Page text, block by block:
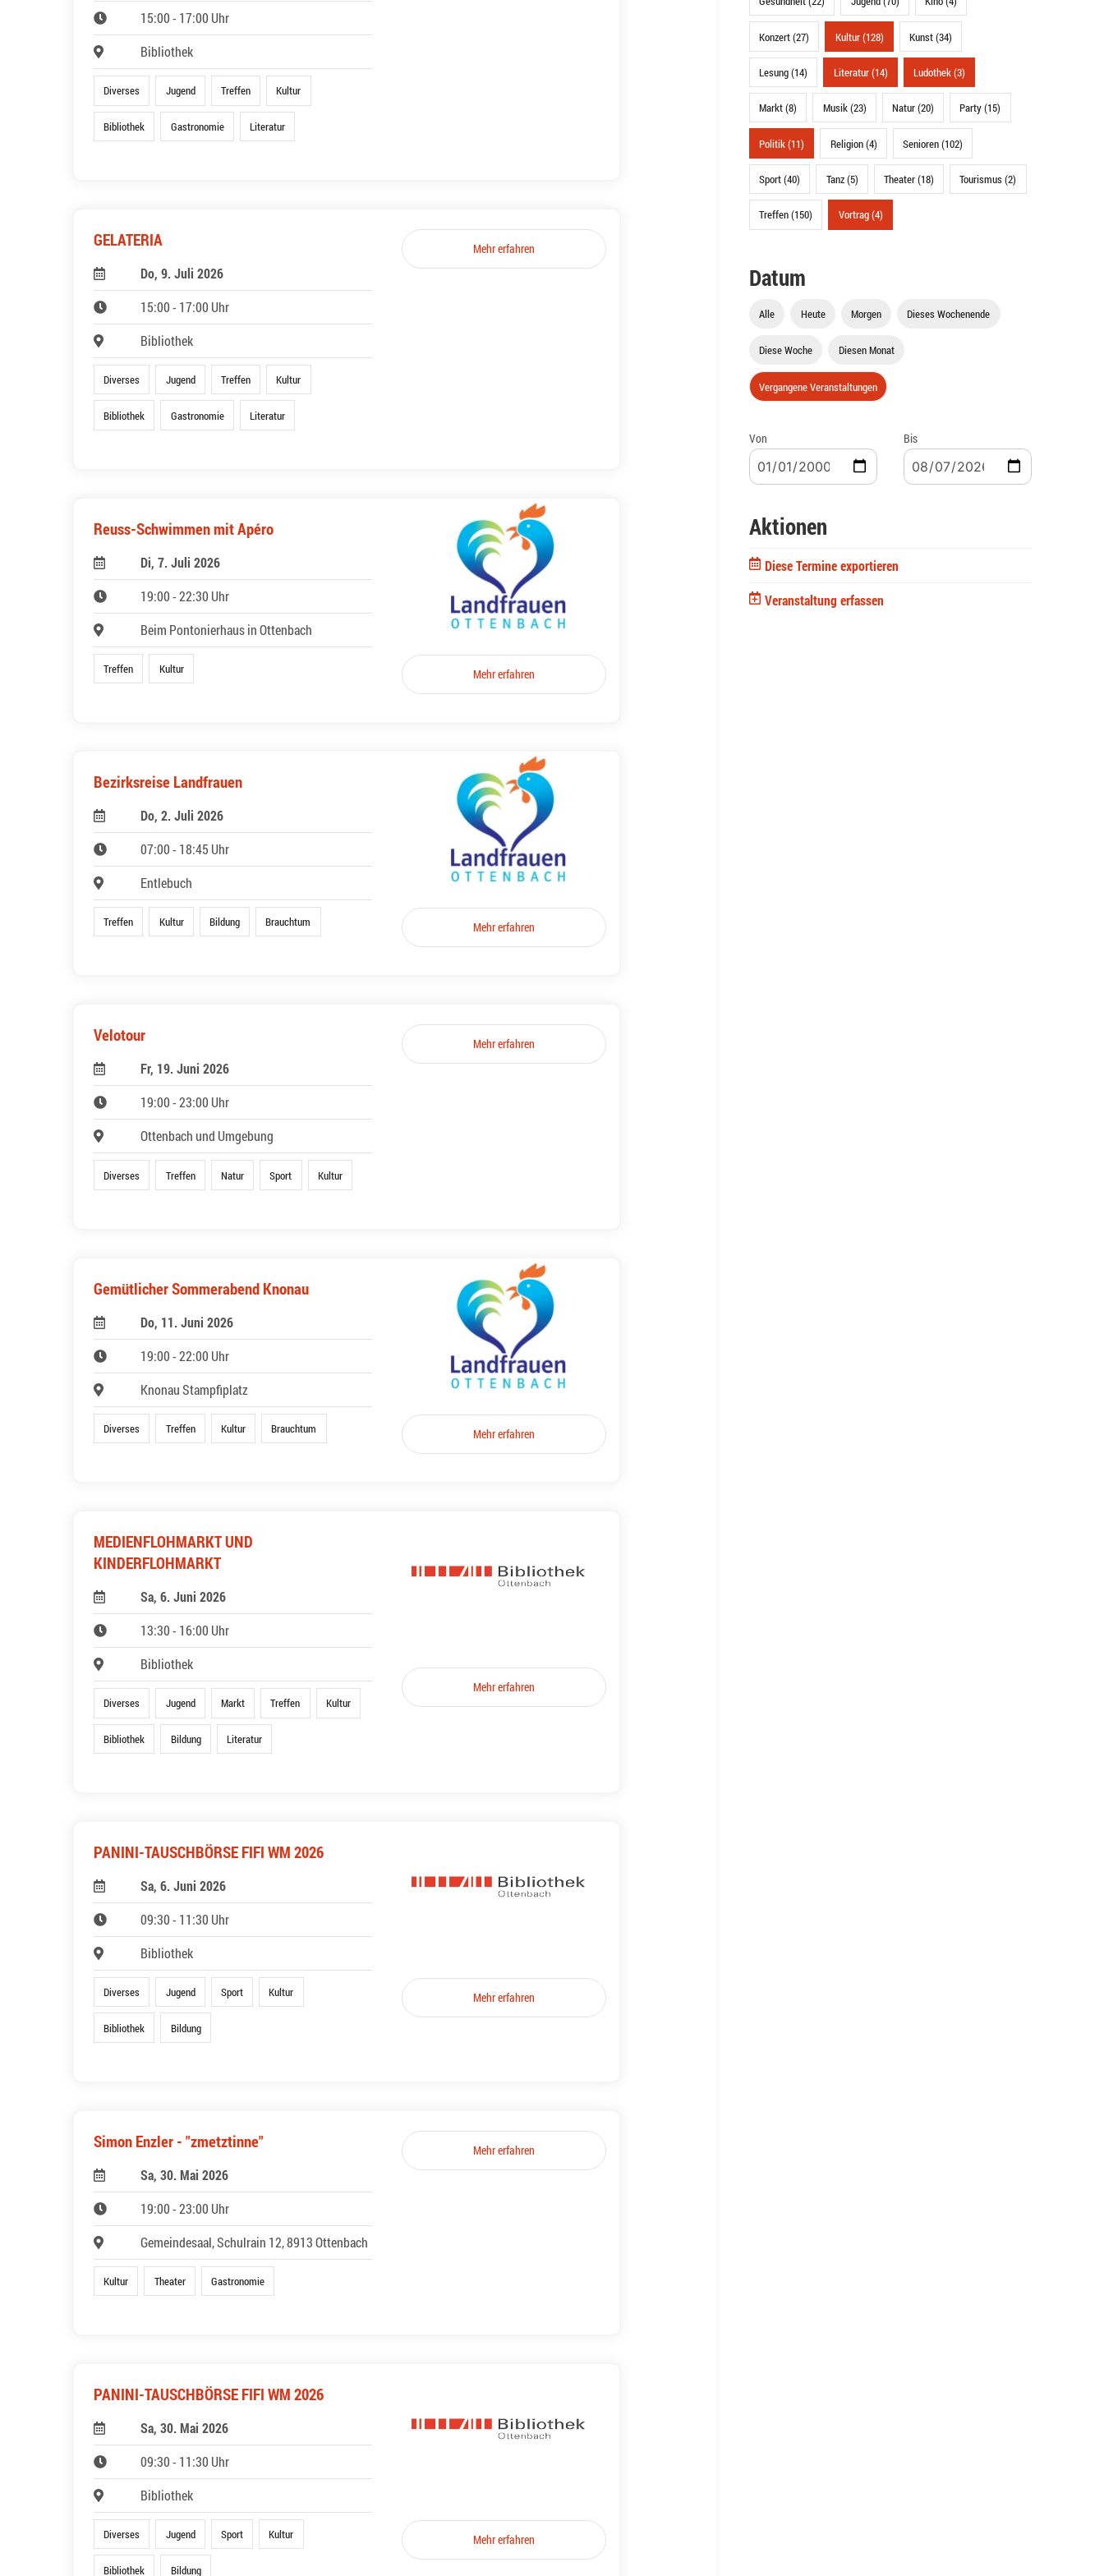
15:00 - 17:00 Uhr
Bibliothek
Diverses Jugend Treffen Kultur
Bibliothek Gastronomie Literatur
GELATERIA
Do, 9. Juli 2026
15:00 - 17:00 Uhr
Bibliothek
Diverses Jugend Treffen Kultur
Bibliothek Gastronomie Literatur
Mehr erfahren
Reuss-Schwimmen mit Apéro
Di, 7. Juli 2026
19:00 - 22:30 Uhr
Beim Pontonierhaus in Ottenbach
Treffen Kultur Mehr erfahren
Bezirksreise Landfrauen
Do, 2. Juli 2026
07:00 - 18:45 Uhr
Entlebuch
Treffen Kultur Bildung Brauchtum Mehr erfahren
Velotour
Fr, 19. Juni 2026
19:00 - 23:00 Uhr
Ottenbach und Umgebung
Diverses Treffen Natur Sport Kultur
Mehr erfahren
Gemütlicher Sommerabend Knonau
Do, 11. Juni 2026
19:00 - 22:00 Uhr
Knonau Stampfiplatz
Diverses Treffen Kultur Brauchtum Mehr erfahren
MEDIENFLOHMARKT UND
KINDERFLOHMARKT
Sa, 6. Juni 2026
13:30 - 16:00 Uhr
Bibliothek
Diverses Jugend Markt Treffen Kultur
Bibliothek Bildung Literatur
Mehr erfahren
PANINI-TAUSCHBÖRSE FIFI WM 2026
Sa, 6. Juni 2026
09:30 - 11:30 Uhr
Bibliothek
Diverses Jugend Sport Kultur
Bibliothek Bildung
Mehr erfahren
Simon Enzler - "zmetztinne"
Sa, 30. Mai 2026
19:00 - 23:00 Uhr
Gemeindesaal, Schulrain 12, 8913 Ottenbach
Kultur Theater Gastronomie
Mehr erfahren
PANINI-TAUSCHBÖRSE FIFI WM 2026
Sa, 30. Mai 2026
09:30 - 11:30 Uhr
Bibliothek
Diverses Jugend Sport Kultur
Bibliothek Bildung
Mehr erfahren
Konzert (27) Kultur (128) Kunst (34)
Lesung (14) Literatur (14) Ludothek (3)
Markt (8) Musik (23) Natur (20) Party (15)
Politik (11) Religion (4) Senioren (102)
Sport (40) Tanz (5) Theater (18) Tourismus (2)
Treffen (150) Vortrag (4)
Datum
Alle Heute Morgen Dieses Wochenende
Diese Woche Diesen Monat
Vergangene Veranstaltungen
Von Bis
Aktionen
Diese Termine exportieren
Veranstaltung erfassen